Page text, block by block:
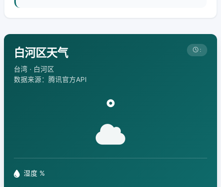
白河区天气
台湾 · 白河区
数据来源：腾讯官方API
:
°
湿度 %